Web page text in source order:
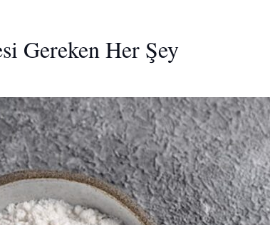
Gereken Her Şey